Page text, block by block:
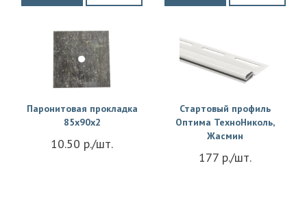
Паронитовая прокладка
85x90x2
10.50 р./шт.
Стартовый профиль
Оптима ТехноНиколь,
Жасмин
177 р./шт.